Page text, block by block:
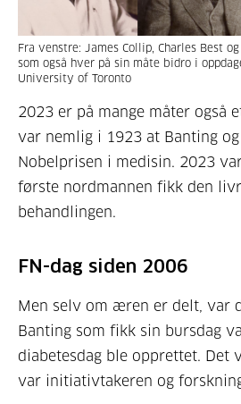
Fra venstre: James Collip, Charles Best
som også hver på sin måte bidro i
University of Toronto
2023 er på mange måter også
var nemlig i 1923 at Banting
Nobelprisen i medisin. 2023
første nordmannen fikk den
behandlingen.
FN-dag siden 2006
Men selv om æren er delt, var
Banting som fikk sin bursdag
diabetesdag ble opprettet. Det
var initiativtakeren og